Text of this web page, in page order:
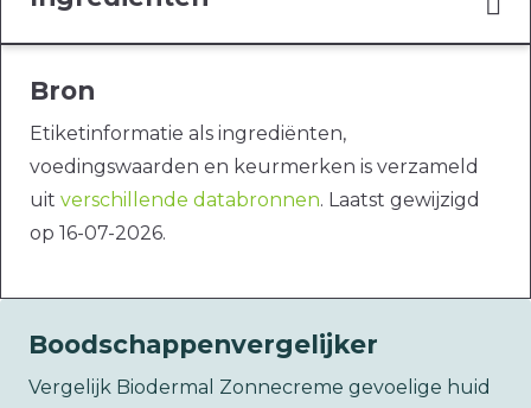
Bron
Etiketinformatie als ingrediënten,
voedingswaarden en keurmerken is verzameld
uit verschillende databronnen. Laatst gewijzigd
op 16-07-2026.
Boodschappenvergelijker
Vergelijk Biodermal Zonnecreme gevoelige huid